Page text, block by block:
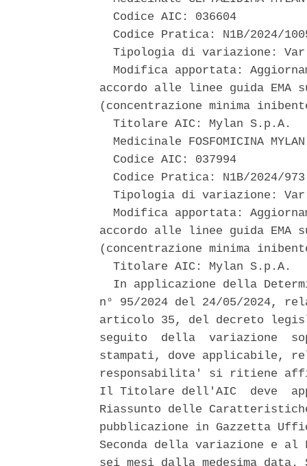
  Codice AIC: 036604
Codice Pratica: N1B/2024/
Tipologia di variazione:
Modifica apportata:
accordo alle linee guida
(concentrazione minima
  Titolare AIC: Mylan S.p.A.
Medicinale FOSFOMICINA
  Codice AIC: 037994
Codice Pratica: N1B/2024/
Tipologia di variazione:
Modifica apportata:
accordo alle linee guida
(concentrazione minima
  Titolare AIC: Mylan S.p.A.
In applicazione della
n° 95/2024 del 24/05/2024,
articolo 35, del decreto
seguito  della  variazione
stampati, dove applicabile,
responsabilita' si ritiene
Il Titolare dell'AIC  deve
Riassunto delle
pubblicazione in Gazzetta
Seconda della variazione e
sei mesi dalla medesima